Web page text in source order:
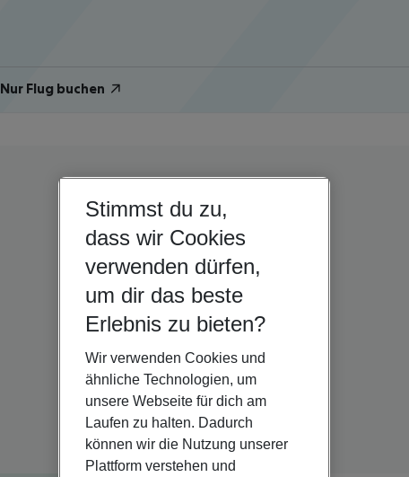
Nur Flug buchen
Stimmst du zu,
dass wir Cookies
verwenden dürfen,
um dir das beste
Erlebnis zu bieten?
Wir verwenden Cookies und
ähnliche Technologien, um
unsere Webseite für dich am
Laufen zu halten. Dadurch
können wir die Nutzung unserer
Plattform verstehen und